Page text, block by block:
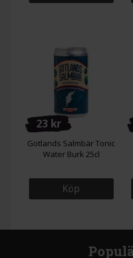
23 kr
Gotlands Salmbär Tonic
Water Burk 25cl
Köp